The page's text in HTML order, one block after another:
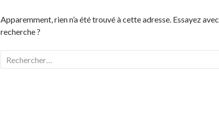
Apparemment, rien n’a été trouvé à cette adresse. Essayez avec
recherche ?
Rechercher :